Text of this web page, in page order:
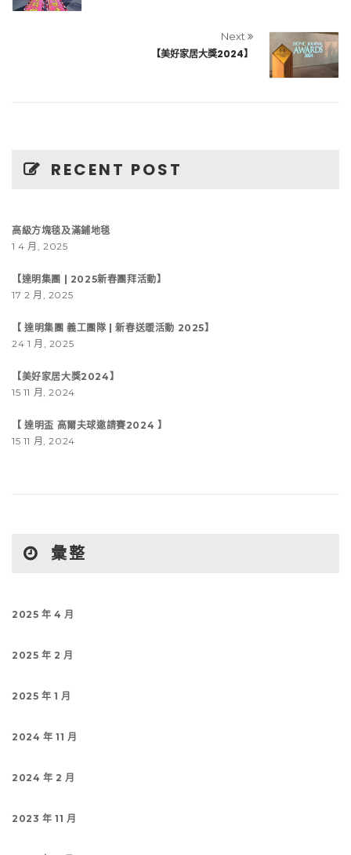
Next
【美好家居大獎2024】
RECENT POST
高級方塊毯及滿鋪地毯
1 4 月, 2025
【達明集團 | 2025新春團拜活動】
17 2 月, 2025
【 達明集團 義工團隊 | 新春送暖活動 2025】
24 1 月, 2025
【美好家居大獎2024】
15 11 月, 2024
【 達明盃 高爾夫球邀請賽2024 】
15 11 月, 2024
彙整
2025 年 4 月
2025 年 2 月
2025 年 1 月
2024 年 11 月
2024 年 2 月
2023 年 11 月